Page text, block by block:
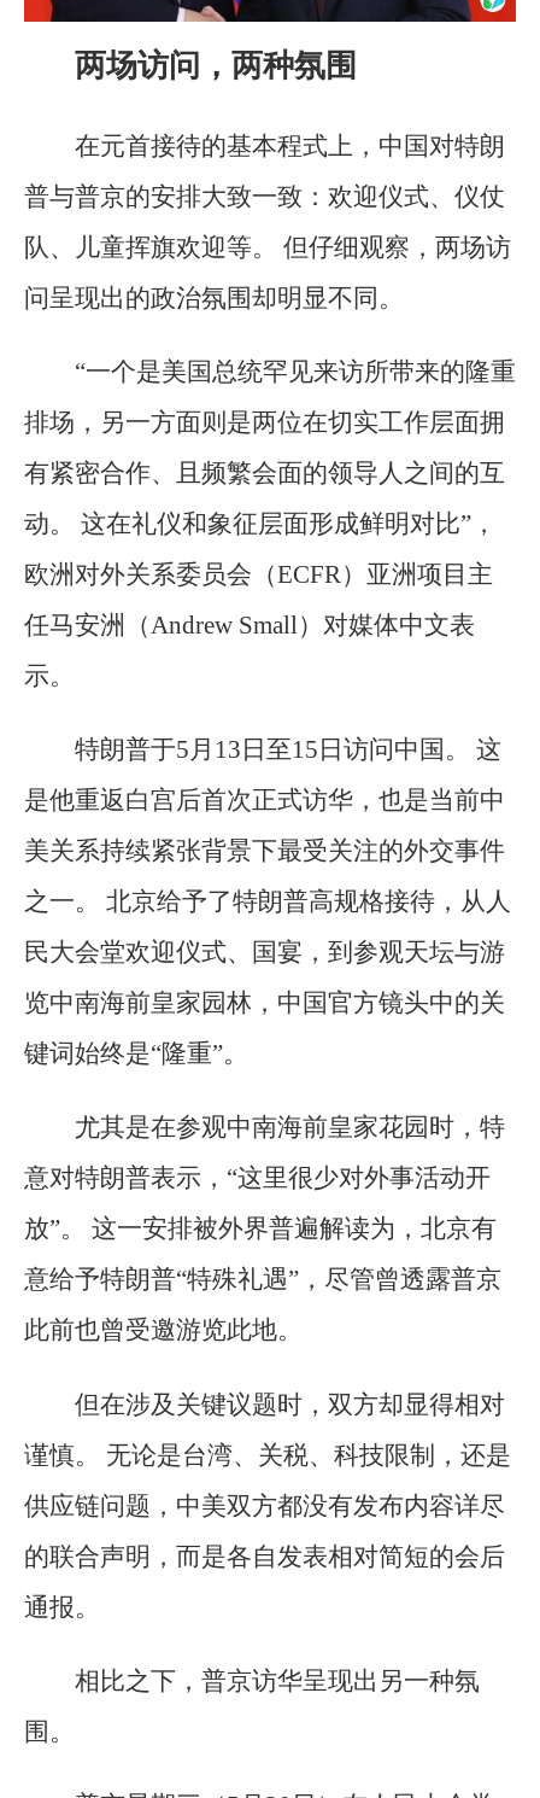
两场访问，两种氛围
在元首接待的基本程式上，中国对特朗
普与普京的安排大致一致：欢迎仪式、仪仗
队、儿童挥旗欢迎等。 但仔细观察，两场访
问呈现出的政治氛围却明显不同。
“一个是美国总统罕见来访所带来的隆重
排场，另一方面则是两位在切实工作层面拥
有紧密合作、且频繁会面的领导人之间的互
动。 这在礼仪和象征层面形成鲜明对比”，
欧洲对外关系委员会（ECFR）亚洲项目主
任马安洲（Andrew Small）对媒体中文表
示。
特朗普于5月13日至15日访问中国。 这
是他重返白宫后首次正式访华，也是当前中
美关系持续紧张背景下最受关注的外交事件
之一。 北京给予了特朗普高规格接待，从人
民大会堂欢迎仪式、国宴，到参观天坛与游
览中南海前皇家园林，中国官方镜头中的关
键词始终是“隆重”。
尤其是在参观中南海前皇家花园时，特
意对特朗普表示，“这里很少对外事活动开
放”。 这一安排被外界普遍解读为，北京有
意给予特朗普“特殊礼遇”，尽管曾透露普京
此前也曾受邀游览此地。
但在涉及关键议题时，双方却显得相对
谨慎。 无论是台湾、关税、科技限制，还是
供应链问题，中美双方都没有发布内容详尽
的联合声明，而是各自发表相对简短的会后
通报。
相比之下，普京访华呈现出另一种氛
围。